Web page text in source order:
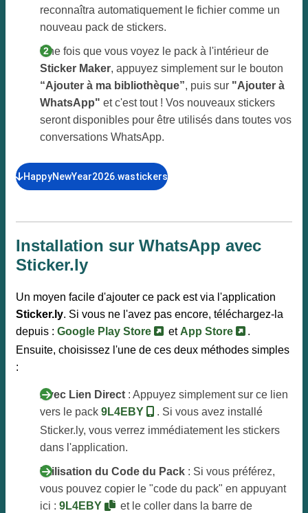
reconnaîtra automatiquement le fichier comme un
nouveau pack de stickers.
Une fois que vous voyez le pack à l'intérieur de
Sticker Maker, appuyez simplement sur le bouton
“Ajouter à ma bibliothèque”, puis sur "Ajouter à
WhatsApp" et c'est tout ! Vos nouveaux stickers
seront disponibles pour être utilisés dans toutes vos
conversations WhatsApp.
HappyNewYear2026.wastickers
Installation sur WhatsApp avec
Sticker.ly
Un moyen facile d'ajouter ce pack est via l'application
Sticker.ly. Si vous ne l'avez pas encore, téléchargez-la
depuis : Google Play Store et App Store
.
Ensuite, choisissez l'une de ces deux méthodes simples
:
Avec Lien Direct : Appuyez simplement sur ce lien
vers le pack 9L4EBY
. Si vous avez installé
Sticker.ly, vous verrez immédiatement les stickers
dans l'application.
Utilisation du Code du Pack : Si vous préférez,
vous pouvez copier le "code du pack" en appuyant
ici : 9L4EBY
et le coller dans la barre de